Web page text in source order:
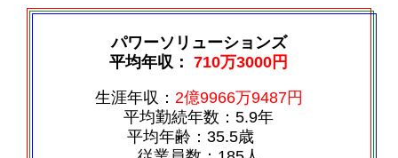
パワーソリューションズ
平均年収：710万3000円
生涯年収： 2億9966万9487円
平均勤続年数：5.9年
平均年齢：35.5歳